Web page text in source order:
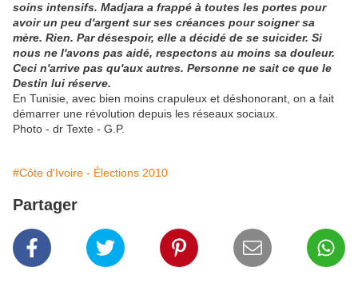
soins intensifs. Madjara a frappé à toutes les portes pour
avoir un peu d'argent sur ses créances pour soigner sa
mère. Rien. Par désespoir, elle a décidé de se suicider. Si
nous ne l'avons pas aidé, respectons au moins sa douleur.
Ceci n'arrive pas qu'aux autres. Personne ne sait ce que le
Destin lui réserve.
En Tunisie, avec bien moins crapuleux et déshonorant, on a fait
démarrer une révolution depuis les réseaux sociaux.
Photo - dr Texte - G.P.
#Côte d'Ivoire - Élections 2010
Partager